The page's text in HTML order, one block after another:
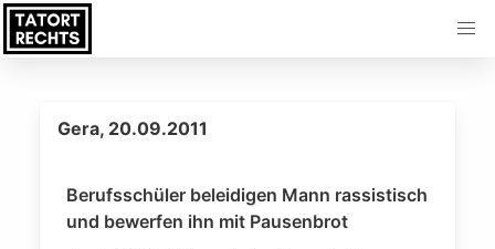
Gera, 20.09.2011
Berufsschüler beleidigen Mann rassistisch
und bewerfen ihn mit Pausenbrot